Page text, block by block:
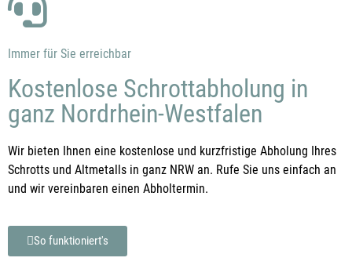
Immer für Sie erreichbar
Kostenlose Schrottabholung in
ganz Nordrhein-Westfalen
Wir bieten Ihnen eine kostenlose und kurzfristige Abholung Ihres
Schrotts und Altmetalls in ganz NRW an. Rufe Sie uns einfach an
und wir vereinbaren einen Abholtermin.
So funktioniert's